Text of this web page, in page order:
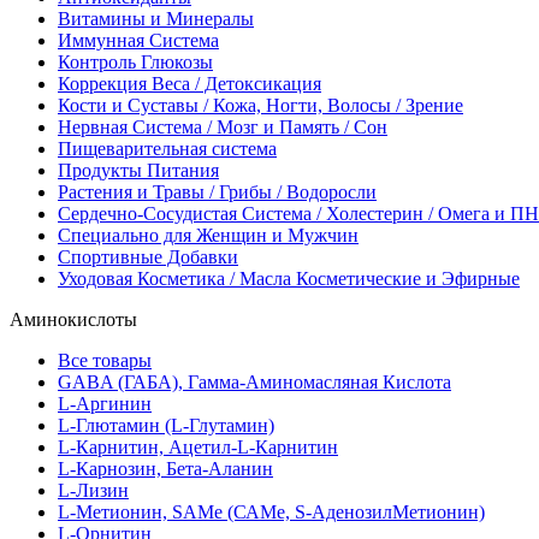
Витамины и Минералы
Иммунная Система
Контроль Глюкозы
Коррекция Веса / Детоксикация
Кости и Суставы / Кожа, Ногти, Волосы / Зрение
Нервная Система / Мозг и Память / Сон
Пищеварительная система
Продукты Питания
Растения и Травы / Грибы / Водоросли
Сердечно-Сосудистая Система / Холестерин / Омега и
Специально для Женщин и Мужчин
Спортивные Добавки
Уходовая Косметика / Масла Косметические и Эфирные
Аминокислоты
Все товары
GABA (ГАБА), Гамма-Аминомасляная Кислота
L-Аргинин
L-Глютамин (L-Глутамин)
L-Карнитин, Ацетил-L-Карнитин
L-Карнозин, Бета-Аланин
L-Лизин
L-Метионин, SAMe (САМе, S-АденозилМетионин)
L-Орнитин